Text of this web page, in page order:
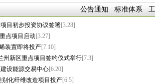
公告通知 标准体系
目初步投资协议签署[3.28]
点项目启动 [3.27]
装置即将投产[7.10]
州新区重点项目签约仪式举行[7.3]
设能源交易中心[6.20]
别化纤维改造项目投产[6.5]